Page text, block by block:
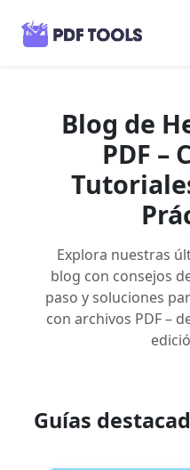
Blog de
PDF –
Explora nuestras
blog con consejos
paso y soluciones
con archivos PDF –
Guías